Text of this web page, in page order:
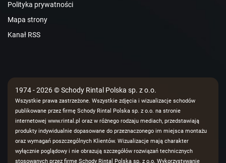
Polityka prywatności
Mapa strony
Kanał RSS
1974 - 2026 © Schody Rintal Polska sp. z o.o.
Wszystkie prawa zastrzeżone. Wszystkie zdjęcia i wizualizacje schodów
publikowane przez firmę Schody Rintal Polska sp. z o.o. na stronie
internetowej www.rintal.pl oraz w różnego rodzaju mediach, przedstawiają
produkty indywidualnie dopasowane do przeznaczonego im miejsca montażu
oraz wymagań poszczególnych Klientów. Wizualizacje mają charakter
wyłącznie poglądowy i nie obrazują szczegółów rozwiązań technicznych
stosowanych przez firmę Schody Rintal Polska sp. z o.o. Wykorzystywanie